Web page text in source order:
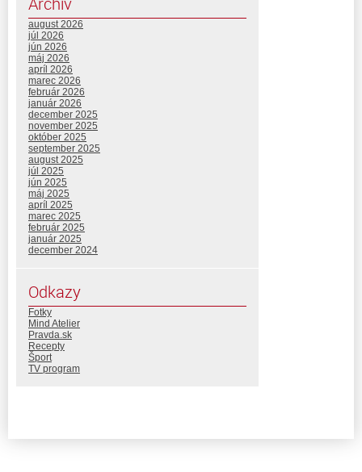
august 2026
júl 2026
jún 2026
máj 2026
apríl 2026
marec 2026
február 2026
január 2026
december 2025
november 2025
október 2025
september 2025
august 2025
júl 2025
jún 2025
máj 2025
apríl 2025
marec 2025
február 2025
január 2025
december 2024
Odkazy
Fotky
Mind Atelier
Pravda.sk
Recepty
Šport
TV program